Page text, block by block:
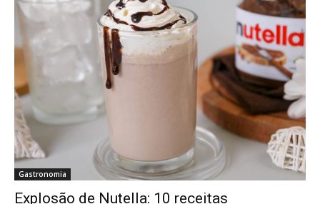
Gastronomia
Explosão de Nutella: 10 receitas